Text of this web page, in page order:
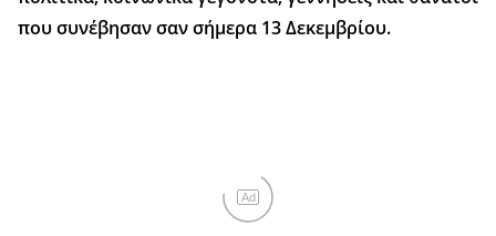
που συνέβησαν σαν σήμερα 13 Δεκεμβρίου.
Ad